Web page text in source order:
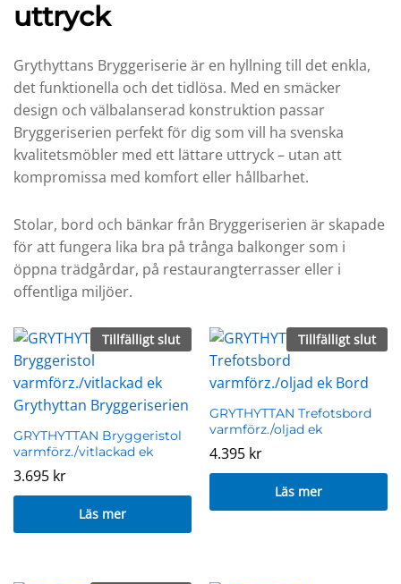
uttryck
Grythyttans Bryggeriserie är en hyllning till det enkla,
det funktionella och det tidlösa. Med en smäcker
design och välbalanserad konstruktion passar
Bryggeriserien perfekt för dig som vill ha svenska
kvalitetsmöbler med ett lättare uttryck – utan att
kompromissa med komfort eller hållbarhet.
Stolar, bord och bänkar från Bryggeriserien är skapade
för att fungera lika bra på trånga balkonger som i
öppna trädgårdar, på restaurangterrasser eller i
offentliga miljöer.
Tillfälligt slut
GRYTHYTTAN Bryggeristol
varmförz./vitlackad ek
3.695 kr
Läs mer
Tillfälligt slut
GRYTHYTTAN Trefotsbord
varmförz./oljad ek
4.395 kr
Läs mer